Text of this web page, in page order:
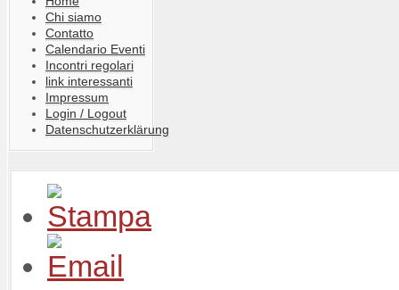
Chi siamo
Contatto
Calendario Eventi
Incontri regolari
link interessanti
Impressum
Login / Logout
Datenschutzerklärung